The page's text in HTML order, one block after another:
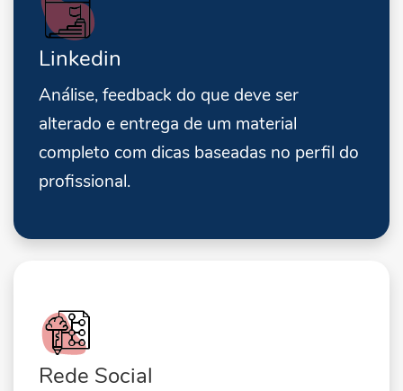
Linkedin
Análise, feedback do que deve ser
alterado e entrega de um material
completo com dicas baseadas no perfil do
profissional.
Rede Social